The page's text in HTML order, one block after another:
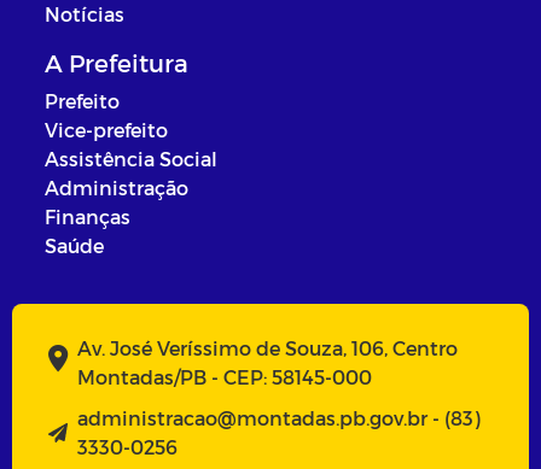
Notícias
A Prefeitura
Prefeito
Vice-prefeito
Assistência Social
Administração
Finanças
Saúde
Av. José Veríssimo de Souza, 106, Centro
Montadas/PB - CEP: 58145-000
administracao@montadas.pb.gov.br - (83)
3330-0256